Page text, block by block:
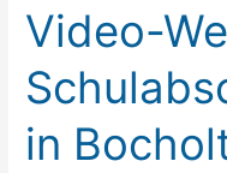
Video-
in